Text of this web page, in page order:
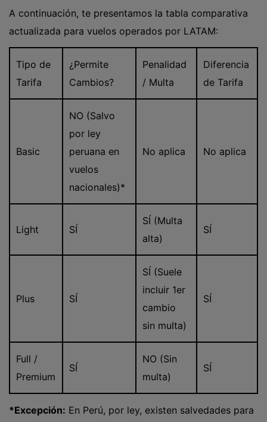
A continuación, te presentamos la tabla comparativa
actualizada para vuelos operados por LATAM:
Tipo de
Tarifa
¿Permite
Cambios?
Penalidad
/ Multa
Diferencia
de Tarifa
Basic
NO (Salvo
por ley
peruana en
vuelos
nacionales)*
No aplica No aplica
Light SÍ
SÍ (Multa
alta)
SÍ
Plus SÍ
SÍ (Suele
incluir 1er
cambio
sin multa)
SÍ
Full /
Premium
SÍ
NO (Sin
multa)
SÍ
*Excepción: En Perú, por ley, existen salvedades para